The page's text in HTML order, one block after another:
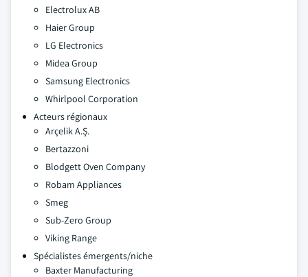
Electrolux AB
Haier Group
LG Electronics
Midea Group
Samsung Electronics
Whirlpool Corporation
Acteurs régionaux
Arçelik A.Ş.
Bertazzoni
Blodgett Oven Company
Robam Appliances
Smeg
Sub-Zero Group
Viking Range
Spécialistes émergents/niche
Baxter Manufacturing